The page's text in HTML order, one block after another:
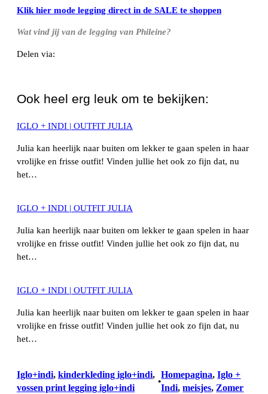
Klik hier mode legging direct in de SALE te shoppen
Wat vind jij van de legging van Phileine?
Delen via:
Ook heel erg leuk om te bekijken:
IGLO + INDI | OUTFIT JULIA
Julia kan heerlijk naar buiten om lekker te gaan spelen in haar
vrolijke en frisse outfit! Vinden jullie het ook zo fijn dat, nu
het…
IGLO + INDI | OUTFIT JULIA
Julia kan heerlijk naar buiten om lekker te gaan spelen in haar
vrolijke en frisse outfit! Vinden jullie het ook zo fijn dat, nu
het…
IGLO + INDI | OUTFIT JULIA
Julia kan heerlijk naar buiten om lekker te gaan spelen in haar
vrolijke en frisse outfit! Vinden jullie het ook zo fijn dat, nu
het…
Iglo+indi, kinderkleding iglo+indi
vossen print legging iglo+indi
•
Homepagina, Iglo +
Indi, meisjes, Zomer